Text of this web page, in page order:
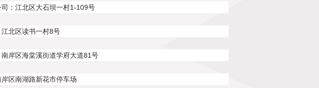
：江北区大石坝一村1-109号
北区读书一村8号
岸区海棠溪街道学府大道81号
区南湖路新花市停车场